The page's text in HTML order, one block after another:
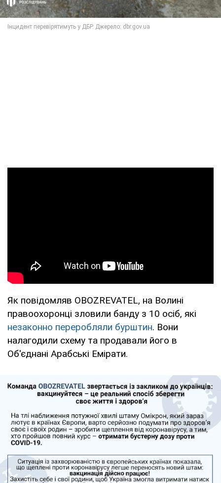
Як повідомляв OBOZREVATEL, на Волині
правоохоронці зловили банду з 10 осіб, які
незаконно переробляли бурштин. Вони
налагодили схему та продавали його в
Об'єднані Арабські Емірати.